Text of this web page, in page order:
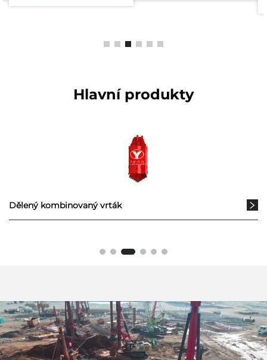
Hlavní produkty
Dělený kombinovaný vrták